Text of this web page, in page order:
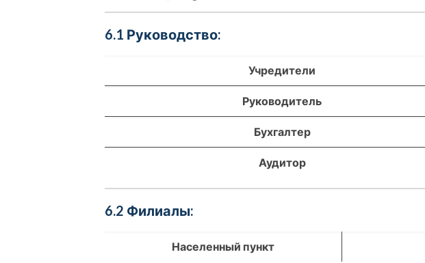
6.1 Руководство:
Учредители
Руководитель
Бухгалтер
Аудитор
6.2 Филиалы:
Населенный пункт